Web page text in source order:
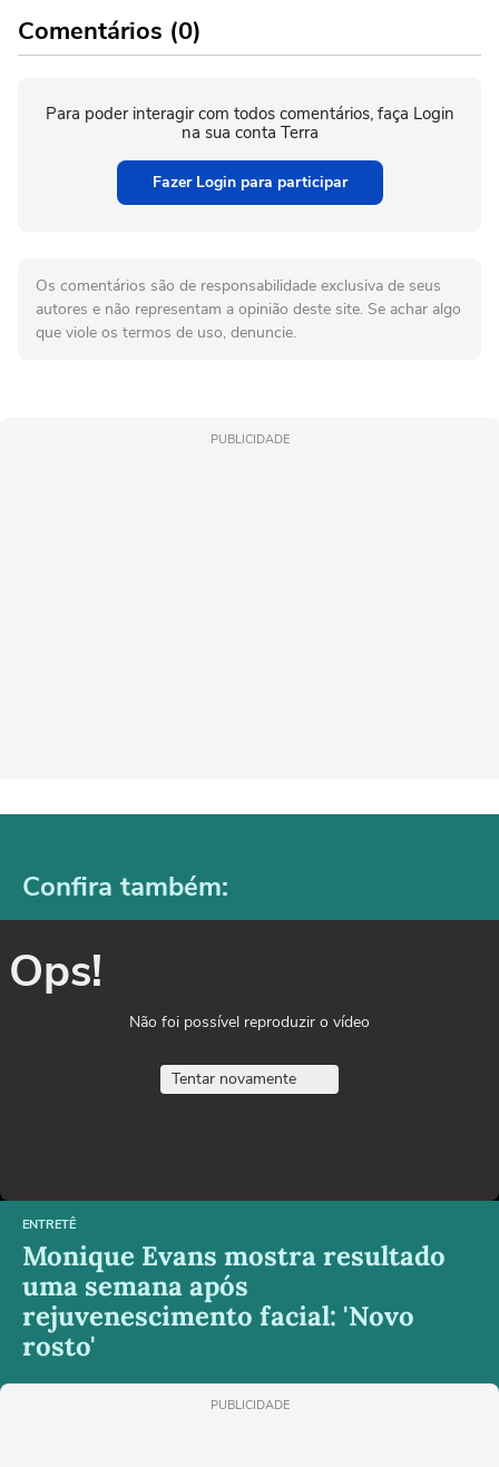
Comentários (0)
Para poder interagir com todos comentários, faça Login
na sua conta Terra
Fazer Login para participar
Os comentários são de responsabilidade exclusiva de seus
autores e não representam a opinião deste site. Se achar algo
que viole os termos de uso, denuncie.
PUBLICIDADE
Confira também:
Ops!
Não foi possível reproduzir o vídeo
Tentar novamente
ENTRETÊ
Monique Evans mostra resultado
uma semana após
rejuvenescimento facial: 'Novo
rosto'
PUBLICIDADE